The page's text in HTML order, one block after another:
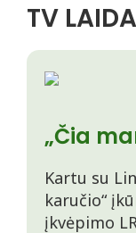
TV
„Čia
Kartu su
karučio“
įkvėpimo